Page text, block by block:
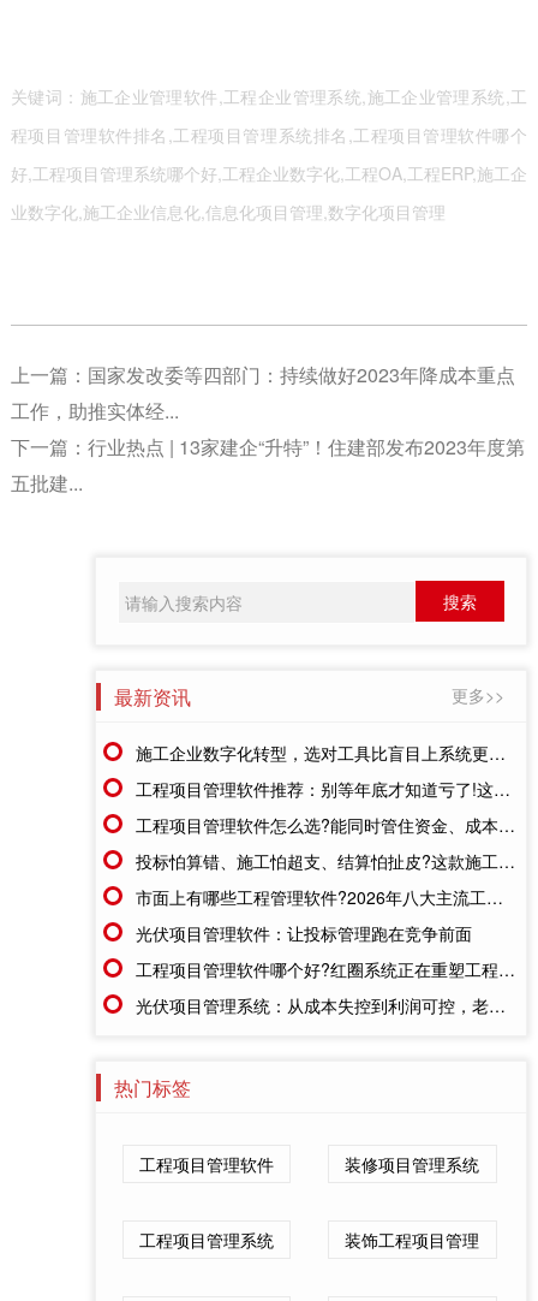
关键词：施工企业管理软件,工程企业管理系统,施工企业管理系统,工
程项目管理软件排名,工程项目管理系统排名,工程项目管理软件哪个
好,工程项目管理系统哪个好,工程企业数字化,工程OA,工程ERP,施工企
业数字化,施工企业信息化,信息化项目管理,数字化项目管理
上一篇： 国家发改委等四部门：持续做好2023年降成本重点
工作，助推实体经...
下一篇： 行业热点 | 13家建企“升特”！住建部发布2023年度第
五批建...
最新资讯 更多>>
施工企业数字化转型，选对工具比盲目上系统更重要
工程项目管理软件推荐：别等年底才知道亏了!这套系统让每一分钱都有迹可循
工程项目管理软件怎么选?能同时管住资金、成本、进度的才靠谱
投标怕算错、施工怕超支、结算怕扯皮?这款施工成本管理系统一招全解决
市面上有哪些工程管理软件?2026年八大主流工具深度盘点
光伏项目管理软件：让投标管理跑在竞争前面
工程项目管理软件哪个好?红圈系统正在重塑工程企业的"数字大脑"
光伏项目管理系统：从成本失控到利润可控，老板只需做对一步
热门标签
工程项目管理软件 装修项目管理系统
工程项目管理系统 装饰工程项目管理